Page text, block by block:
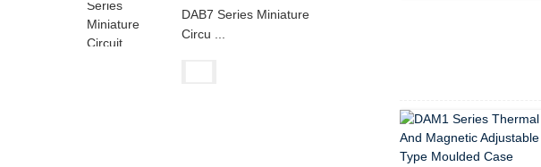
DAB7 Series Miniature
Circu ...